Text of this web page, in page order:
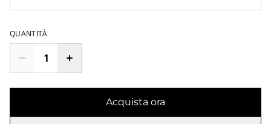
QUANTITÀ
Acquista ora